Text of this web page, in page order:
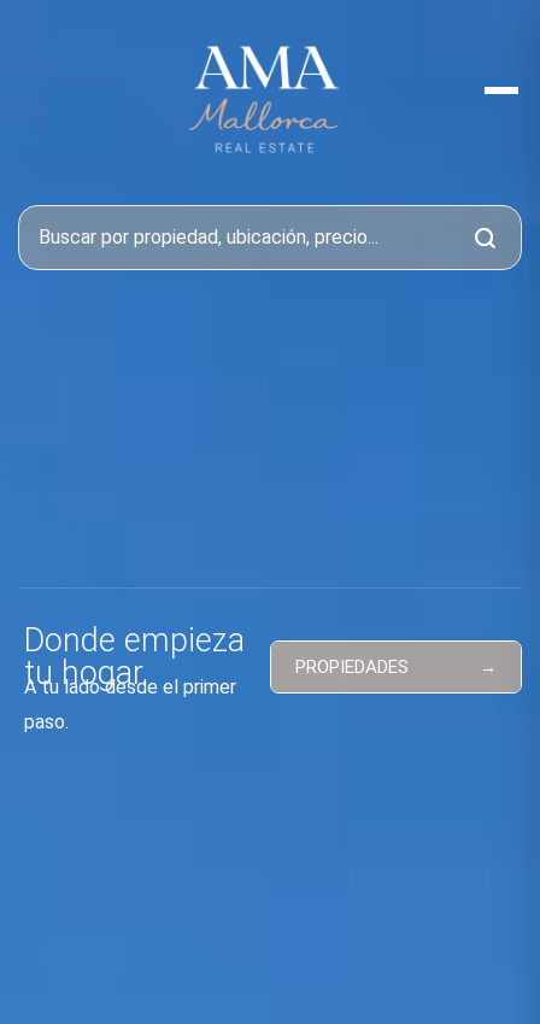
A tu lado desde el primer
paso.
Donde empieza
tu hogar.
PROPIEDADES